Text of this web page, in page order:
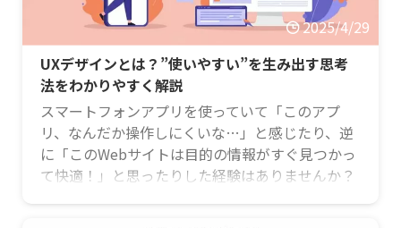
2025/4/29
UXデザインとは？”使いやすい”を生み出す思考
法をわかりやすく解説
スマートフォンアプリを使っていて「このアプ
リ、なんだか操作しにくいな…」と感じたり、逆
に「このWebサイトは目的の情報がすぐ見つかっ
て快適！」と思ったりした経験はありませんか？